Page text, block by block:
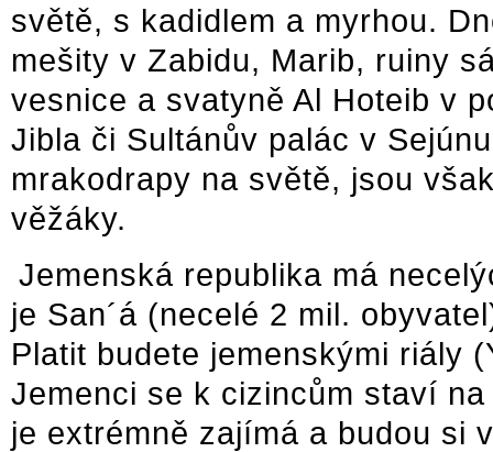
světě, s kadidlem a myrhou.
mešity v Zabidu, Marib, ruiny
vesnice a svatyně Al Hoteib v
Jibla či Sultánův palác v
mrakodrapy na světě, jsou
věžáky.
Jemenská republika má
je San´á (necelé 2 mil.
Platit budete jemenskými riály
Jemenci se k cizincům staví
je extrémně zajímá a budou si